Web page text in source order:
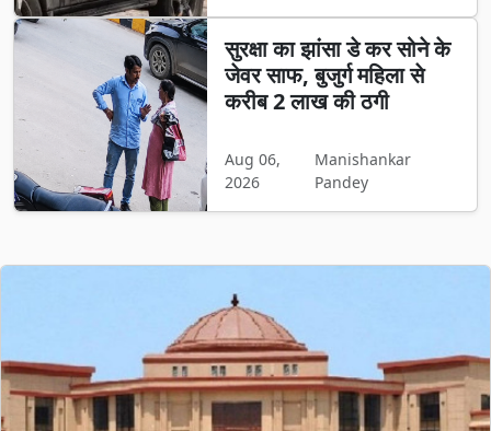
सुरक्षा का झांसा डे कर सोने के
जेवर साफ, बुजुर्ग महिला से
करीब 2 लाख की ठगी
Aug 06,
2026
Manishankar
Pandey